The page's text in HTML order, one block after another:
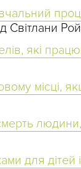
Світлани
які
місці,
для дітей